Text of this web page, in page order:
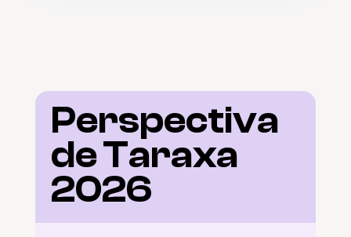
Perspectiva
de Taraxa
2026